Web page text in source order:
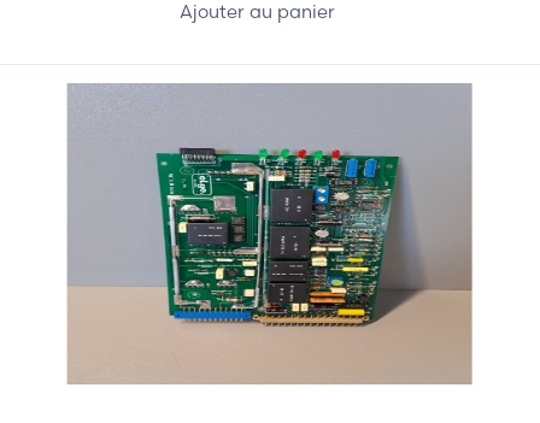
Ajouter au panier